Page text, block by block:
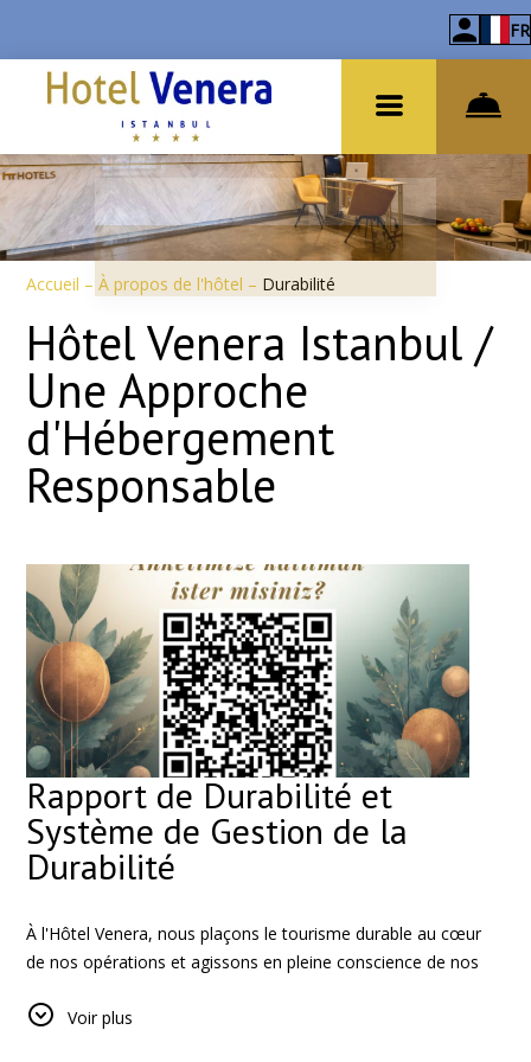
FR
Accueil –À propos de l'hôtel – Durabilité
Hôtel Venera Istanbul /
Une Approche
d'Hébergement
Responsable
Rapport de Durabilité et
Système de Gestion de la
Durabilité
À l'Hôtel Venera, nous plaçons le tourisme durable au cœur
de nos opérations et agissons en pleine conscience de nos
la sensibilisation à la durabilité environnementale et à la
Voir plus